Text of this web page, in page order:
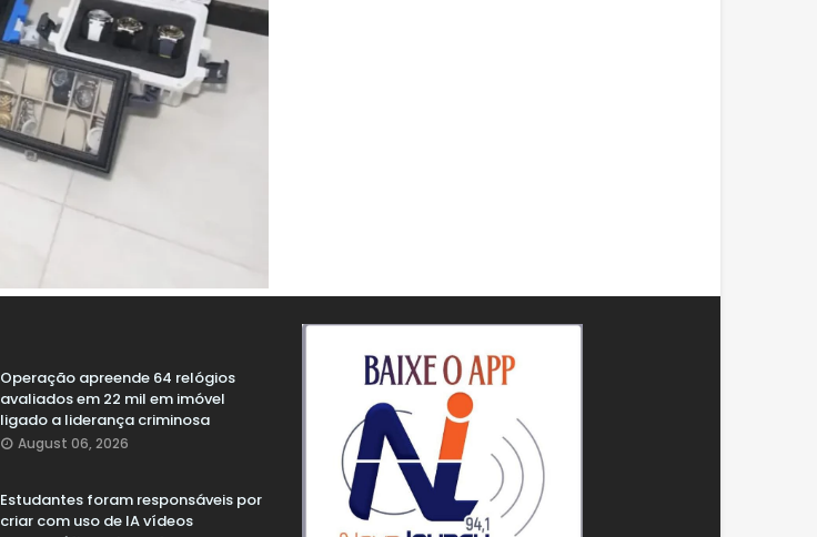
Operação apreende 64 relógios
avaliados em 22 mil em imóvel
ligado a liderança criminosa
August 06, 2026
Estudantes foram responsáveis por
criar com uso de IA vídeos